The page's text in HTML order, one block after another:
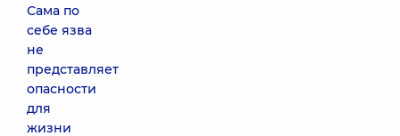
Сама по
себе язва
не
представляет
опасности
для
жизни